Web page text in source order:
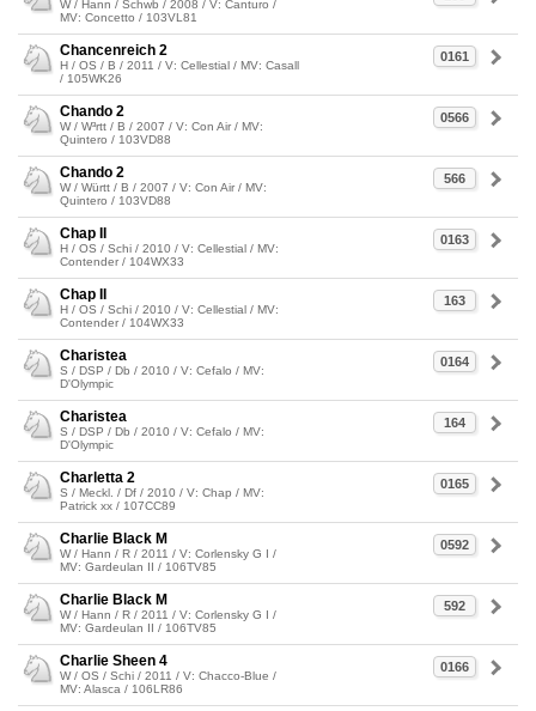
W / Hann / Schwb / 2008 / V: Canturo /
MV: Concetto / 103VL81
0161
Chancenreich 2
H / OS / B / 2011 / V: Cellestial / MV: Casall
/ 105WK26
0566
Chando 2
W / W³rtt / B / 2007 / V: Con Air / MV:
Quintero / 103VD88
566
Chando 2
W / Württ / B / 2007 / V: Con Air / MV:
Quintero / 103VD88
0163
Chap II
H / OS / Schi / 2010 / V: Cellestial / MV:
Contender / 104WX33
163
Chap II
H / OS / Schi / 2010 / V: Cellestial / MV:
Contender / 104WX33
0164
Charistea
S / DSP / Db / 2010 / V: Cefalo / MV:
D'Olympic
164
Charistea
S / DSP / Db / 2010 / V: Cefalo / MV:
D'Olympic
0165
Charletta 2
S / Meckl. / Df / 2010 / V: Chap / MV:
Patrick xx / 107CC89
0592
Charlie Black M
W / Hann / R / 2011 / V: Corlensky G I /
MV: Gardeulan II / 106TV85
592
Charlie Black M
W / Hann / R / 2011 / V: Corlensky G I /
MV: Gardeulan II / 106TV85
0166
Charlie Sheen 4
W / OS / Schi / 2011 / V: Chacco-Blue /
MV: Alasca / 106LR86